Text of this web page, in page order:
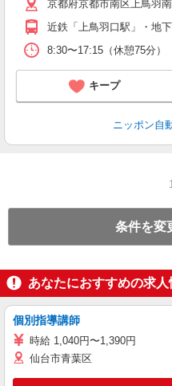
京都府京都市南区上鳥羽
近鉄「上鳥羽口駅」・地
8:30〜17:15（休憩75分
キープ
ニッポン自
条件を変
あなたにおすすめの求人
個別指導講師
時給 1,040円〜1,390円
仙台市青葉区